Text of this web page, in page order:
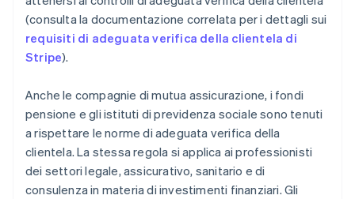
(consulta la documentazione correlata per i dettagli sui
requisiti di adeguata verifica della clientela di
Stripe).
Anche le compagnie di mutua assicurazione, i fondi
pensione e gli istituti di previdenza sociale sono tenuti
a rispettare le norme di adeguata verifica della
clientela. La stessa regola si applica ai professionisti
dei settori legale, assicurativo, sanitario e di
consulenza in materia di investimenti finanziari. Gli